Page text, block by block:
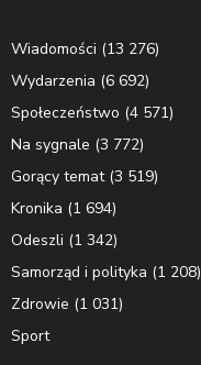
Wiadomości (13 276)
Wydarzenia (6 692)
Społeczeństwo (4 571)
Na sygnale (3 772)
Gorący temat(3 519)
Kronika (1 694)
Odeszli (1 342)
Samorząd i polityka (1 208)
Zdrowie (1 031)
Sport